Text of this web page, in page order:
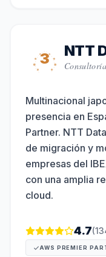
3 NTT
Multinacional
presencia en
Partner. NTT
de migración y
empresas del
con una amplia
cloud.
4.7(
AWS PREMIER